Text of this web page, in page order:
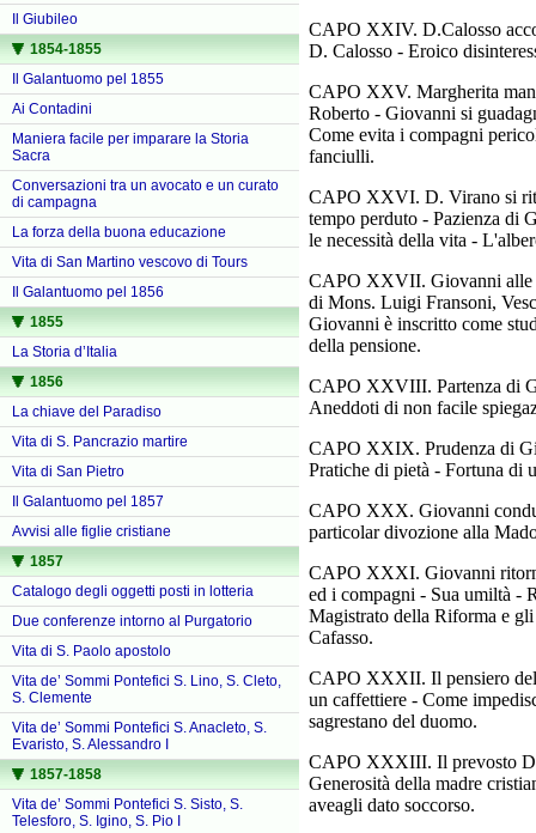
Il Giubileo
1854-1855
Il Galantuomo pel 1855
Ai Contadini
Maniera facile per imparare la Storia
Sacra
Conversazioni tra un avocato e un curato
di campagna
La forza della buona educazione
Vita di San Martino vescovo di Tours
Il Galantuomo pel 1856
1855
La Storia d’Italia
1856
La chiave del Paradiso
Vita di S. Pancrazio martire
Vita di San Pietro
Il Galantuomo pel 1857
Avvisi alle figlie cristiane
1857
Catalogo degli oggetti posti in lotteria
Due conferenze intorno al Purgatorio
Vita di S. Paolo apostolo
Vita de’ Sommi Pontefici S. Lino, S. Cleto,
S. Clemente
Vita de’ Sommi Pontefici S. Anacleto, S.
Evaristo, S. Alessandro I
1857-1858
Vita de’ Sommi Pontefici S. Sisto, S.
Telesforo, S. Igino, S. Pio I
CAPO XXIV. D.Calosso
D. Calosso - Eroico
CAPO XXV. Margherita
Roberto - Giovanni si
Come evita i compagni
fanciulli.
CAPO XXVI. D. Virano si
tempo perduto - Pazienza di
le necessità della vita -
CAPO XXVII. Giovanni alle
di Mons. Luigi Fransoni,
Giovanni è inscritto come
della pensione.
CAPO XXVIII. Partenza di
Aneddoti di non facile
CAPO XXIX. Prudenza di
Pratiche di pietà - Fortuna di
CAPO XXX. Giovanni
particolar divozione alla
CAPO XXXI. Giovanni
ed i compagni - Sua umiltà -
Magistrato della Riforma e
Cafasso.
CAPO XXXII. Il pensiero
un caffettiere - Come
sagrestano del duomo.
CAPO XXXIII. Il prevosto D.
Generosità della madre
aveagli dato soccorso.